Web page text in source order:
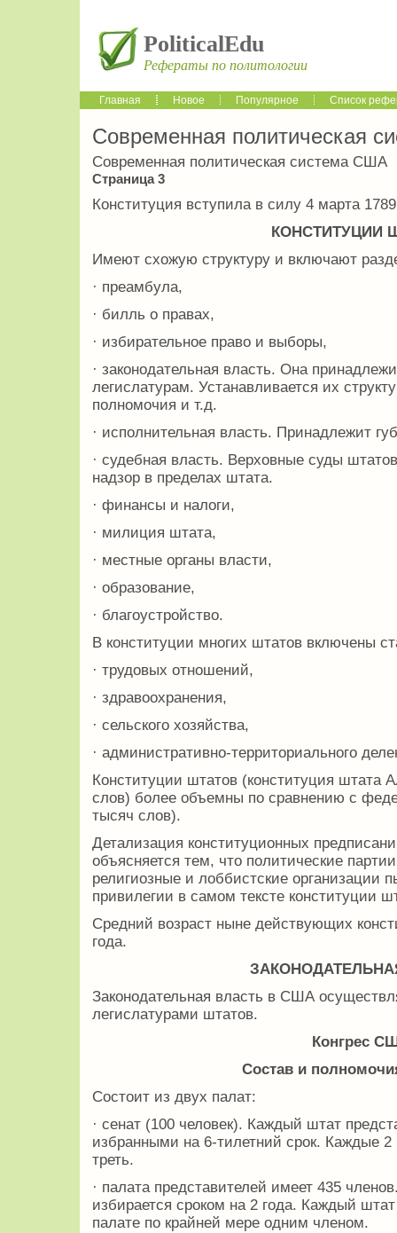
PoliticalEdu
Рефераты по политологии
Главная Новое Популярное Список
Современная политическая
Современная политическая система США
Страница 3
Конституция вступила в силу 4 марта
КОНСТИТУЦИИ
Имеют схожую структуру и включают
· преамбула,
· билль о правах,
· избирательное право и выборы,
· законодательная власть. Она
легислатурам. Устанавливается их
полномочия и т.д.
· исполнительная власть. Принадлежит
· судебная власть. Верховные суды
надзор в пределах штата.
· финансы и налоги,
· милиция штата,
· местные органы власти,
· образование,
· благоустройство.
В конституции многих штатов включены
· трудовых отношений,
· здравоохранения,
· сельского хозяйства,
· административно-территориального
Конституции штатов (конституция штата
слов) более объемны по сравнению с
тысяч слов).
Детализация конституционных
объясняется тем, что политические
религиозные и лоббистские организации
привилегии в самом тексте конституции
Средний возраст ныне действующих
года.
Законодательная власть в США
легислатурами штатов.
Конгрес
Состав и
Состоит из двух палат:
· сенат (100 человек). Каждый штат
избранными на 6-тилетний срок. Каждые 2
треть.
· палата представителей имеет 435
избирается сроком на 2 года. Каждый
палате по крайней мере одним членом.